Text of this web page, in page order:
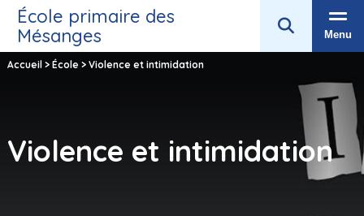
École primaire des
Mésanges
Menu
Accueil> École > Violence et intimidation
Violence et intimidation